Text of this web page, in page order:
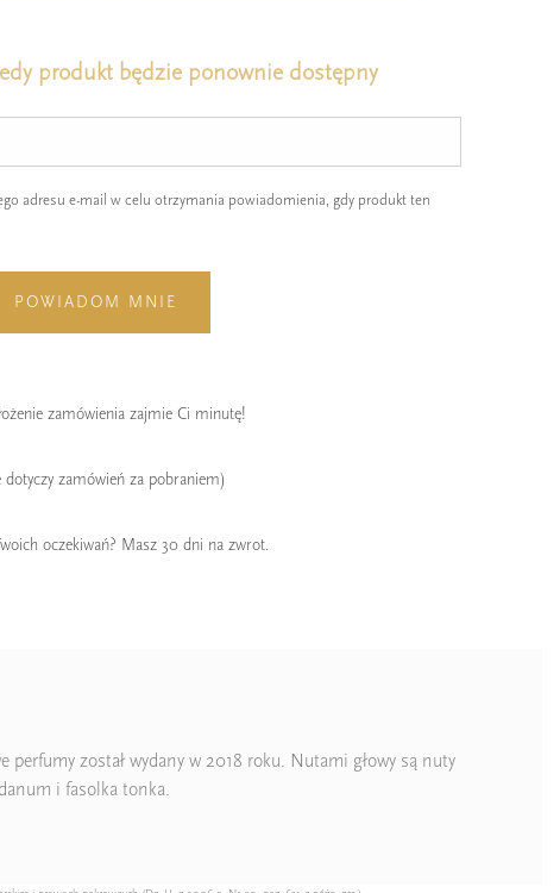
produkt będzie ponownie dostępny
adresu e-mail w celu otrzymania powiadomienia, gdy produkt ten
POWIADOM MNIE
zamówienia zajmie Ci minutę!
dotyczy zamówień za pobraniem)
oczekiwań? Masz 30 dni na zwrot.
został wydany w 2018 roku. Nutami głowy są nuty
i fasolka tonka.